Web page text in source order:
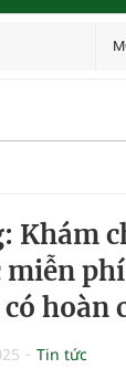
Khám
có hoàn
Tin tức